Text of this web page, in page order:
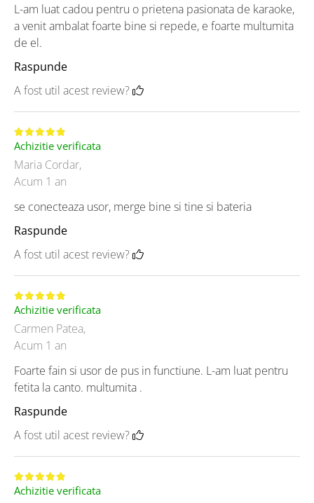
L-am luat cadou pentru o prietena pasionata de karaoke,
a venit ambalat foarte bine si repede, e foarte multumita
de el.
Raspunde
A fost util acest review?
Achizitie verificata
Maria Cordar,
Acum 1 an
se conecteaza usor, merge bine si tine si bateria
Raspunde
A fost util acest review?
Achizitie verificata
Carmen Patea,
Acum 1 an
Foarte fain si usor de pus in functiune. L-am luat pentru
fetita la canto. multumita .
Raspunde
A fost util acest review?
Achizitie verificata